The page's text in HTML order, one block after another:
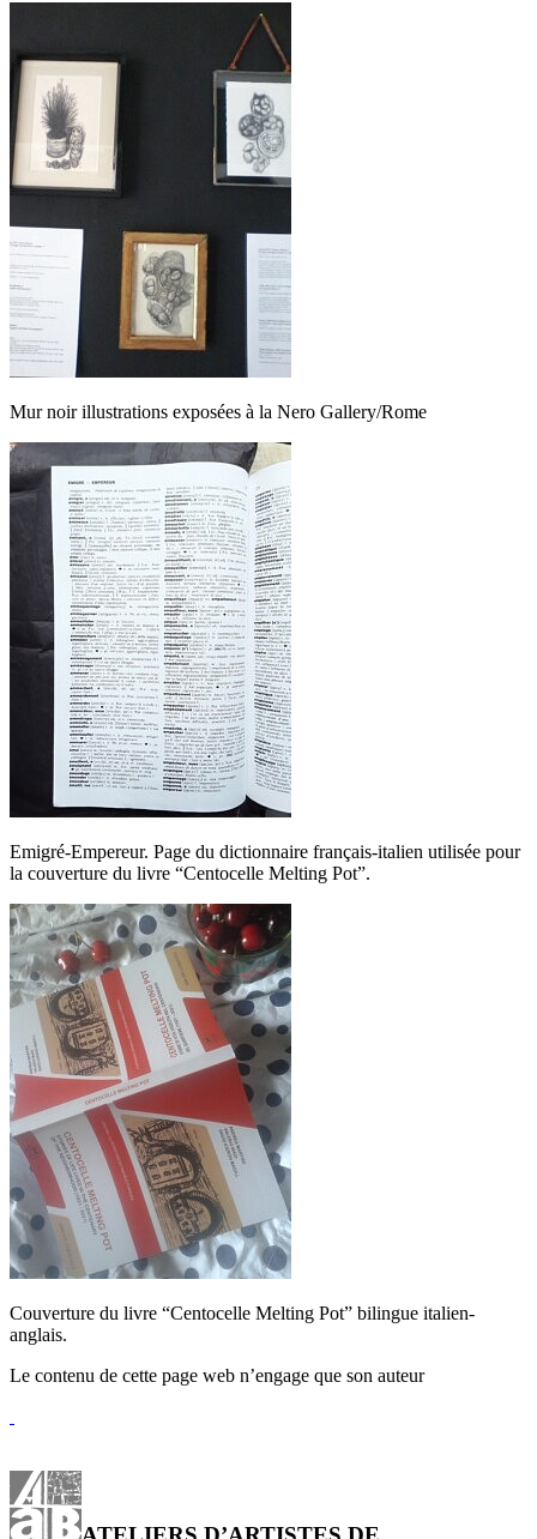
Mur noir illustrations exposées à la Nero Gallery/Rome
Emigré-Empereur. Page du dictionnaire français-italien utilisée pour
la couverture du livre “Centocelle Melting Pot”.
Couverture du livre “Centocelle Melting Pot” bilingue italien-
anglais.
Le contenu de cette page web n’engage que son auteur